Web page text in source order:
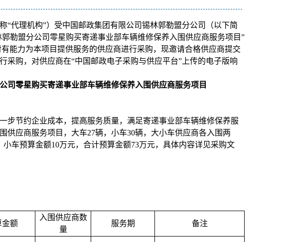
“代理机构”）受中国邮政集团有限公司锡林郭勒盟分公司（以下简
勒盟分公司零星购买寄递事业部车辆维修保养入围供应商服务项目”
能力为本项目提供服务的供应商进行采购，现邀请合格供应商提交
采购，对供应商在“中国邮政电子采购与供应平台”上传的电子版响
司零星购买寄递事业部车辆维修保养入围供应商服务项目
步节约企业成本，提高服务质量，满足寄递事业部车辆维修保养服
供应商服务项目，大车27辆，小车30辆，大小车供应商各入围两
车预算金额10万元，合计预算金额73万元，具体内容详见采购文
金额
入围供应商数
量
服务期 备注